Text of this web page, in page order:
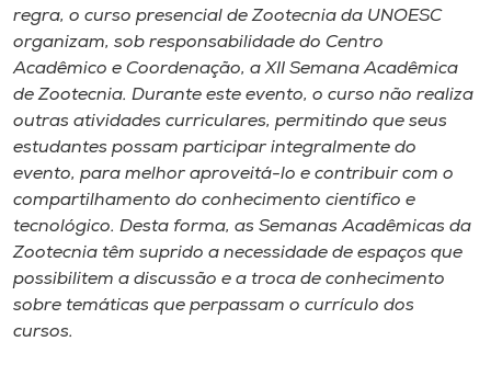
Editora
Rádio
Museu
Unoesc
Store
regra, o curso presencial de Zootecnia da UNOESC
organizam, sob responsabilidade do Centro
Acadêmico e Coordenação, a XII Semana Acadêmica
de Zootecnia. Durante este evento, o curso não realiza
outras atividades curriculares, permitindo que seus
estudantes possam participar integralmente do
evento, para melhor aproveitá-lo e contribuir com o
compartilhamento do conhecimento científico e
tecnológico. Desta forma, as Semanas Acadêmicas da
Zootecnia têm suprido a necessidade de espaços que
possibilitem a discussão e a troca de conhecimento
sobre temáticas que perpassam o currículo dos
cursos.